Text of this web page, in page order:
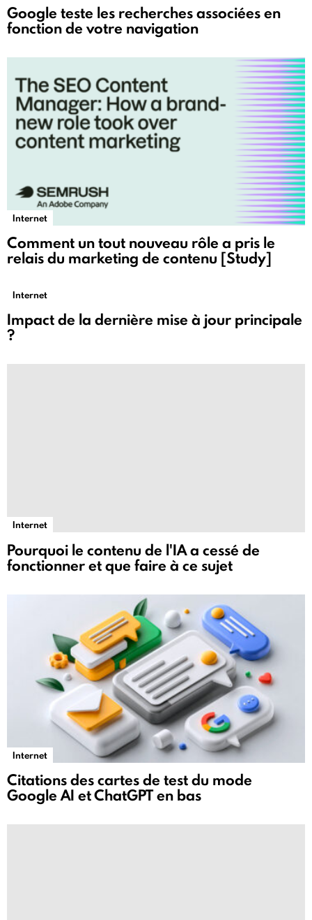
Google teste les recherches associées en
fonction de votre navigation
Internet
Comment un tout nouveau rôle a pris le
relais du marketing de contenu [Study]
Internet
Impact de la dernière mise à jour principale
?
Internet
Pourquoi le contenu de l'IA a cessé de
fonctionner et que faire à ce sujet
Internet
Citations des cartes de test du mode
Google AI et ChatGPT en bas